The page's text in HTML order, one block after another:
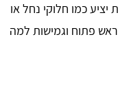
כמו חלוקי נחל או
פתוח וגמישות למה